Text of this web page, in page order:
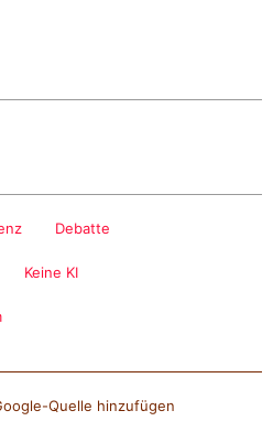
Debatte
Keine KI
Quelle hinzufügen